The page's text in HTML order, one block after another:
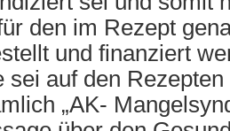
den im Rezept
und finanziert
sei auf den
„AK-